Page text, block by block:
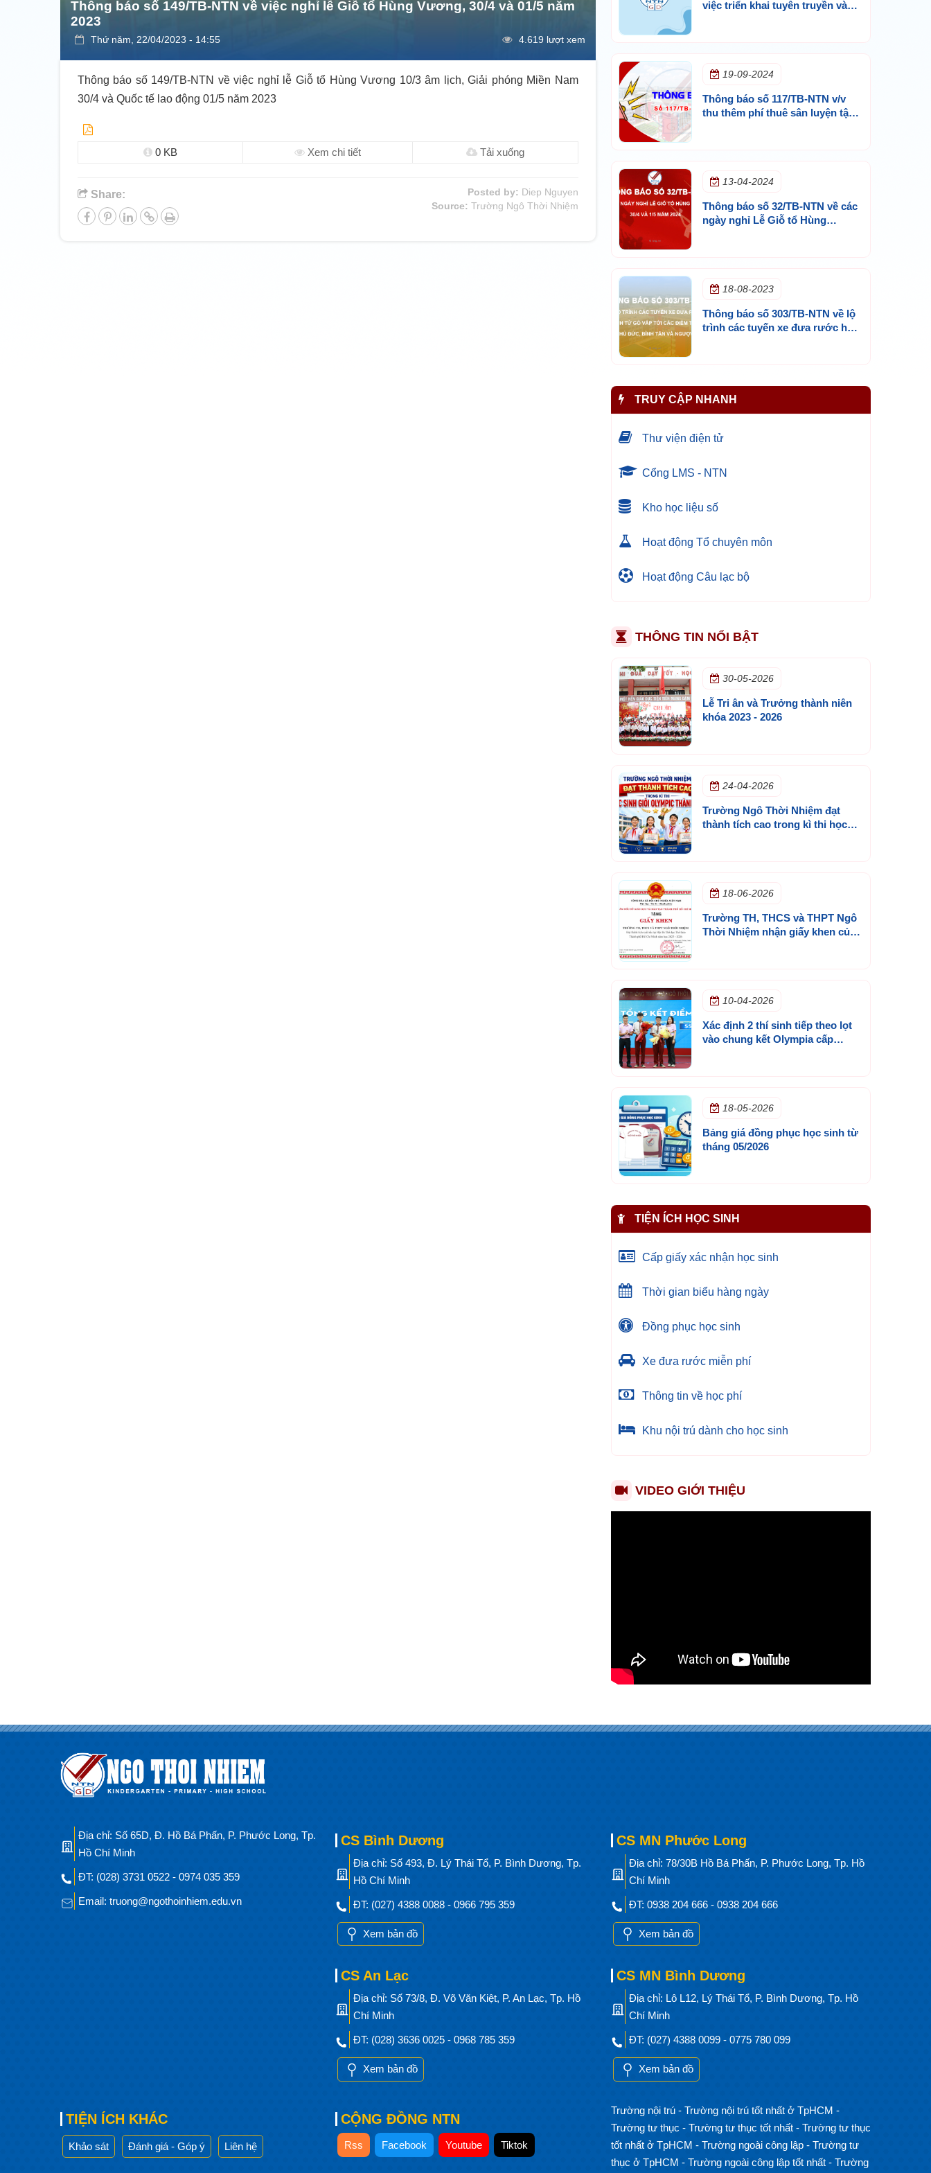
Thông báo số 149/TB-NTN về việc nghỉ lễ Giỗ tổ Hùng Vương, 30/4 và 01/5 năm
2023
Thứ năm, 22/04/2023 - 14:55 4.619 lượt xem
Thông báo số 149/TB-NTN về việc nghỉ lễ Giỗ tổ Hùng Vương 10/3 âm lịch, Giải phóng Miền Nam
30/4 và Quốc tế lao động 01/5 năm 2023
0 KB Xem chi tiết Tải xuống
Share: Posted by: Diep Nguyen
Source: Trường Ngô Thời Nhiệm
việc triển khai tuyên truyền và
19-09-2024
Thông báo số 117/TB-NTN v/v
thu thêm phí thuê sân luyện tập
13-04-2024
Thông báo số 32/TB-NTN về các
ngày nghỉ Lễ Giỗ tổ Hùng
18-08-2023
Thông báo số 303/TB-NTN về lộ
trình các tuyến xe đưa rước học
TRUY CẬP NHANH
Thư viện điện tử
Cổng LMS - NTN
Kho học liệu số
Hoạt động Tổ chuyên môn
Hoạt động Câu lạc bộ
THÔNG TIN NỔI BẬT
30-05-2026
Lễ Tri ân và Trưởng thành niên
khóa 2023 - 2026
24-04-2026
Trường Ngô Thời Nhiệm đạt
thành tích cao trong kì thi học
18-06-2026
Trường TH, THCS và THPT Ngô
Thời Nhiệm nhận giấy khen của
10-04-2026
Xác định 2 thí sinh tiếp theo lọt
vào chung kết Olympia cấp
18-05-2026
Bảng giá đồng phục học sinh từ
tháng 05/2026
TIỆN ÍCH HỌC SINH
Cấp giấy xác nhận học sinh
Thời gian biểu hàng ngày
Đồng phục học sinh
Xe đưa rước miễn phí
Thông tin về học phí
Khu nội trú dành cho học sinh
VIDEO GIỚI THIỆU
Địa chỉ: Số 65D, Đ. Hồ Bá Phấn, P. Phước Long, Tp.
Hồ Chí Minh
ĐT: (028) 3731 0522 - 0974 035 359
Email: truong@ngothoinhiem.edu.vn
CS Bình Dương
Địa chỉ: Số 493, Đ. Lý Thái Tổ, P. Bình Dương, Tp.
Hồ Chí Minh
ĐT: (027) 4388 0088 - 0966 795 359
Xem bản đồ
CS An Lạc
Địa chỉ: Số 73/8, Đ. Võ Văn Kiệt, P. An Lạc, Tp. Hồ
Chí Minh
ĐT: (028) 3636 0025 - 0968 785 359
Xem bản đồ
CS MN Phước Long
Địa chỉ: 78/30B Hồ Bá Phấn, P. Phước Long, Tp. Hồ
Chí Minh
ĐT: 0938 204 666 - 0938 204 666
Xem bản đồ
CS MN Bình Dương
Địa chỉ: Lô L12, Lý Thái Tổ, P. Bình Dương, Tp. Hồ
Chí Minh
ĐT: (027) 4388 0099 - 0775 780 099
Xem bản đồ
TIỆN ÍCH KHÁC
Khảo sát Đánh giá - Góp ý Liên hệ
CỘNG ĐỒNG NTN
Rss Facebook Youtube Tiktok
Trường nội trú - Trường nội trú tốt nhất ở TpHCM -
Trường tư thục - Trường tư thục tốt nhất - Trường tư thục
tốt nhất ở TpHCM - Trường ngoài công lập - Trường tư
thục ở TpHCM - Trường ngoài công lập tốt nhất - Trường